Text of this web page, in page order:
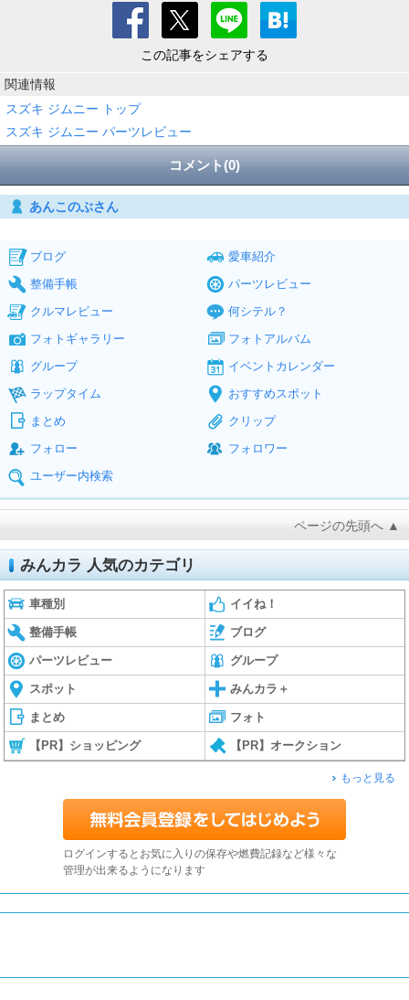
この記事をシェアする
関連情報
スズキ ジムニー トップ
スズキ ジムニー パーツレビュー
コメント(0)
あんこのぶさん
ブログ
愛車紹介
整備手帳
パーツレビュー
クルマレビュー
何シテル？
フォトギャラリー
フォトアルバム
グループ
イベントカレンダー
ラップタイム
おすすめスポット
まとめ
クリップ
フォロー
フォロワー
ユーザー内検索
ページの先頭へ ▲
みんカラ 人気のカテゴリ
車種別 イイね！
整備手帳 ブログ
パーツレビュー グループ
スポット みんカラ＋
まとめ フォト
【PR】ショッピング 【PR】オークション
もっと見る
ログインするとお気に入りの保存や燃費記録など様々な
管理が出来るようになります